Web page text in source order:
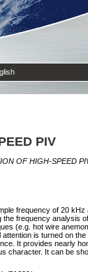
PIV
OF HIGH-SPEED
frequency of 20
frequency
(e.g. hot wire
is turned on
It provides nearly
character. It can be